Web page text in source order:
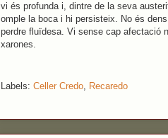
vi és profunda i, dintre de la seva
omple la boca i hi persisteix. No és
perdre fluïdesa. Vi sense cap afectació
xarones.
Labels: Celler Credo Recaredo